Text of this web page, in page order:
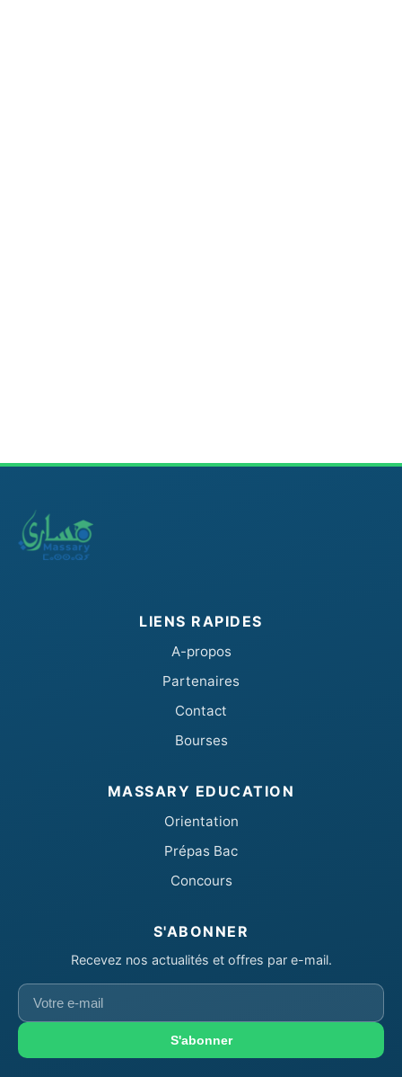
LIENS RAPIDES
A-propos
Partenaires
Contact
Bourses
MASSARY EDUCATION
Orientation
Prépas Bac
Concours
S'ABONNER
Recevez nos actualités et offres par e-mail.
Votre
e-
S'abonner